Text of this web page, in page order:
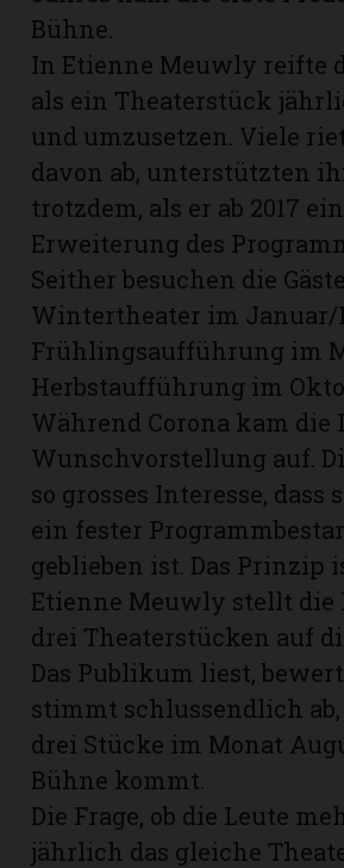
Bühne.
In Etienne Meuwly reifte
als ein Theaterstück
und umzusetzen. Viele
davon ab, unterstützten
trotzdem, als er ab 2017
Erweiterung des
Seither besuchen die
Wintertheater im Januar/
Frühlingsaufführung im
Herbstaufführung im
Während Corona kam die
Wunschvorstellung auf.
so grosses Interesse, dass
ein fester
geblieben ist. Das Prinzip
Etienne Meuwly stellt die
drei Theaterstücken auf
Das Publikum liest,
stimmt schlussendlich
drei Stücke im Monat
Bühne kommt.
Die Frage, ob die Leute
jährlich das gleiche